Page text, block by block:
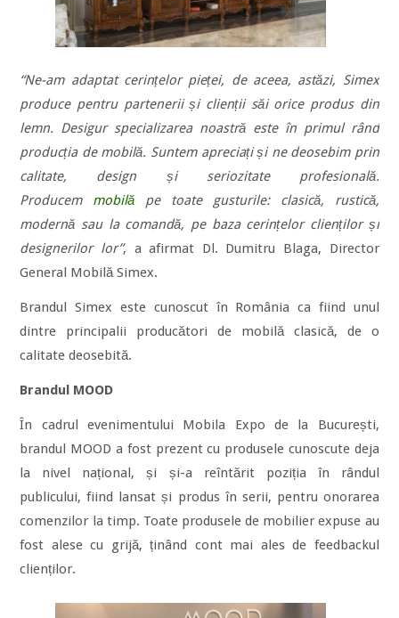
“Ne-am adaptat cerințelor pieței, de aceea, astăzi, Simex
produce pentru partenerii și clienții săi orice produs din
lemn. Desigur specializarea noastră este în primul rând
producția de mobilă. Suntem apreciați și ne deosebim prin
calitate, design și seriozitate profesională.
Producem mobilă pe toate gusturile: clasică, rustică,
modernă sau la comandă, pe baza cerințelor clienților și
designerilor lor”, a afirmat Dl. Dumitru Blaga, Director
General Mobilă Simex.
Brandul Simex este cunoscut în România ca fiind unul
dintre principalii producători de mobilă clasică, de o
calitate deosebită.
Brandul MOOD
În cadrul evenimentului Mobila Expo de la București,
brandul MOOD a fost prezent cu produsele cunoscute deja
la nivel național, și și-a reîntărit poziția în rândul
publicului, fiind lansat și produs în serii, pentru onorarea
comenzilor la timp. Toate produsele de mobilier expuse au
fost alese cu grijă, ținând cont mai ales de feedbackul
clienților.